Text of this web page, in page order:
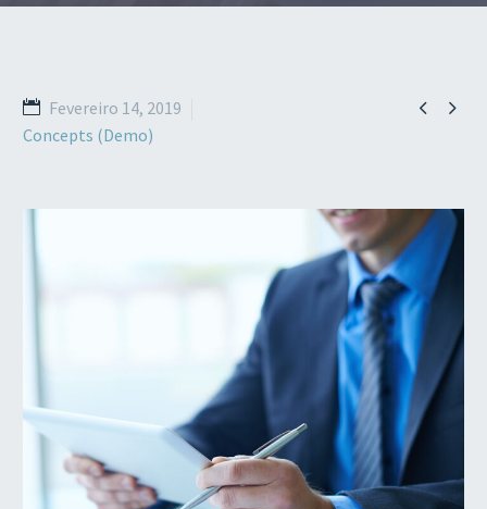
 
Fevereiro 14, 2019
Concepts (Demo)